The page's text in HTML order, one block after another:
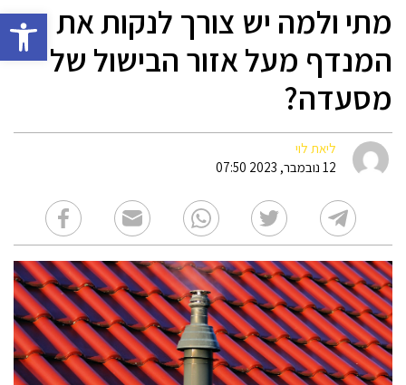
פתח מתי ולמה יש צורך לנקות את
המנדף מעל אזור הבישול של
מסעדה?
ליאת לוי
12 נובמבר, 2023 07:50